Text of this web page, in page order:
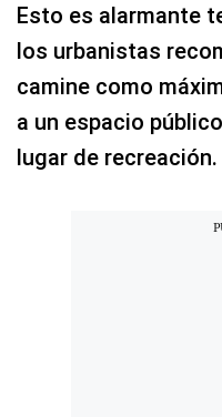
Esto es alarmante
los urbanistas
camine como
a un espacio
lugar de recreación.